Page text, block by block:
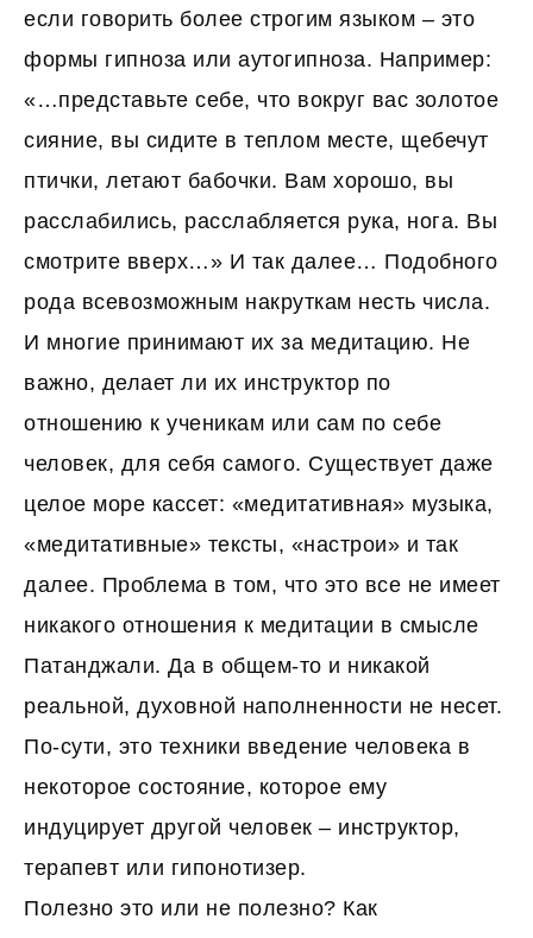
если говорить более строгим языком – это
формы гипноза или аутогипноза. Например:
«…представьте себе, что вокруг вас золотое
сияние, вы сидите в теплом месте, щебечут
птички, летают бабочки. Вам хорошо, вы
расслабились, расслабляется рука, нога. Вы
смотрите вверх…» И так далее… Подобного
рода всевозможным накруткам несть числа.
И многие принимают их за медитацию. Не
важно, делает ли их инструктор по
отношению к ученикам или сам по себе
человек, для себя самого. Существует даже
целое море кассет: «медитативная» музыка,
«медитативные» тексты, «настрои» и так
далее. Проблема в том, что это все не имеет
никакого отношения к медитации в смысле
Патанджали. Да в общем-то и никакой
реальной, духовной наполненности не несет.
По-сути, это техники введение человека в
некоторое состояние, которое ему
индуцирует другой человек – инструктор,
терапевт или гипонотизер.
Полезно это или не полезно? Как